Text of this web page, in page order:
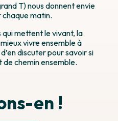
T) nous donnent envie
chaque matin.
mettent le vivant, la
vivre ensemble à
discuter pour savoir si
chemin ensemble.
en !